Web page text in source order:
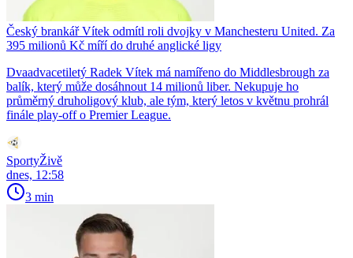
Český brankář Vítek odmítl roli dvojky v Manchesteru United. Za
395 milionů Kč míří do druhé anglické ligy
Dvaadvacetiletý Radek Vítek má namířeno do Middlesbrough za
balík, který může dosáhnout 14 milionů liber. Nekupuje ho
průměrný druholigový klub, ale tým, který letos v květnu prohrál
finále play-off o Premier League.
SportyŽivě
dnes, 12:58
3 min